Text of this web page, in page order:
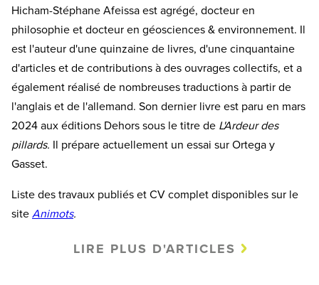
Hicham-Stéphane Afeissa est agrégé, docteur en
philosophie et docteur en géosciences & environnement. Il
est l'auteur d'une quinzaine de livres, d'une cinquantaine
d'articles et de contributions à des ouvrages collectifs, et a
également réalisé de nombreuses traductions à partir de
l'anglais et de l'allemand. Son dernier livre est paru en mars
2024 aux éditions Dehors sous le titre de L'Ardeur des
pillards. Il prépare actuellement un essai sur Ortega y
Gasset.
Liste des travaux publiés et CV complet disponibles sur le
site Animots.
LIRE PLUS D'ARTICLES